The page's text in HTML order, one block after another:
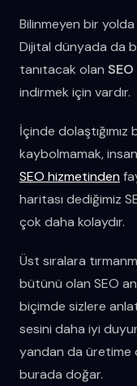
Bilinmeyen bir
Dijital dünyada da
tanıtacak olan
indirmek için vardır.
İçinde
kaybolmamak,
SEO hizmetinden
haritası dediğimiz
çok daha kolaydır.
Üst sıralara
bütünü olan SEO
biçimde sizlere
sesini daha iyi
yandan da üretime
burada doğar.